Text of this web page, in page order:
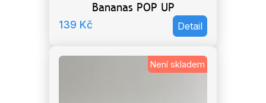
Bananas POP UP
139 Kč Detail
Není skladem